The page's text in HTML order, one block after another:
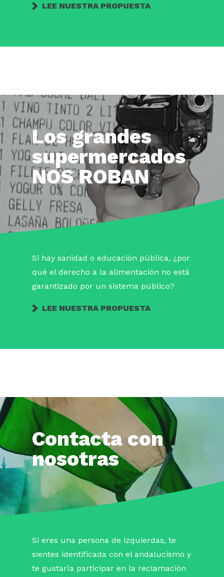
LEE NUESTRA PROPUESTA
Los grandes
supermercados
NOS ROBAN
Si hay sanidad o educación pública, ¿por
qué el derecho a la alimentación no está
garantizado por un sistema público?
LEE NUESTRA PROPUESTA
Contacta con
nosotras
Si eres una persona de izquierdas, te
sientes identificada con el andalucismo y
te gustaría participar en la reclamación